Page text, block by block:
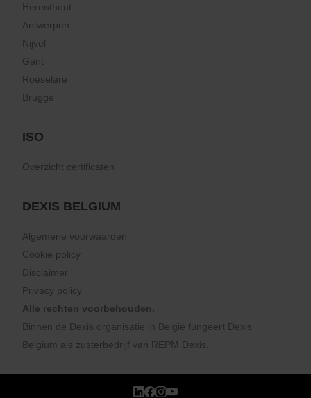
Herenthout
Antwerpen
Nijvel
Gent
Roeselare
Brugge
ISO
Overzicht certificaten
DEXIS BELGIUM
Algemene voorwaarden
Cookie policy
Disclaimer
Privacy policy
Alle rechten voorbehouden.
Binnen de Dexis organisatie in België fungeert Dexis
Belgium als zusterbedrijf van REPM Dexis